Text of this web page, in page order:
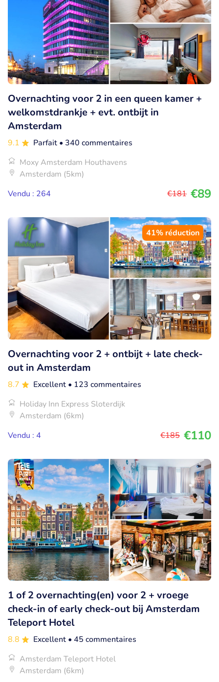
Overnachting voor 2 in een queen kamer +
welkomstdrankje + evt. ontbijt in
Amsterdam
9.1 Parfait • 340 commentaires
Moxy Amsterdam Houthavens
Amsterdam (5km)
Vendu : 264
€181 €89
41% réduction
Overnachting voor 2 + ontbijt + late check-
out in Amsterdam
8.7 Excellent • 123 commentaires
Holiday Inn Express Sloterdijk
Amsterdam (6km)
Vendu : 4
€185 €110
1 of 2 overnachting(en) voor 2 + vroege
check-in of early check-out bij Amsterdam
Teleport Hotel
8.8 Excellent • 45 commentaires
Amsterdam Teleport Hotel
Amsterdam (6km)